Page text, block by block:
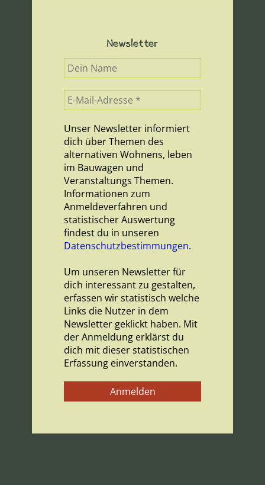
Newsletter
Unser Newsletter informiert
dich über Themen des
alternativen Wohnens, leben
im Bauwagen und
Veranstaltungs Themen.
Informationen zum
Anmeldeverfahren und
statistischer Auswertung
findest du in unseren
Datenschutzbestimmungen.
Um unseren Newsletter für
dich interessant zu gestalten,
erfassen wir statistisch welche
Links die Nutzer in dem
Newsletter geklickt haben. Mit
der Anmeldung erklärst du
dich mit dieser statistischen
Erfassung einverstanden.